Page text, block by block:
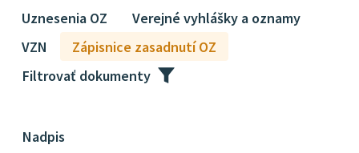
Uznesenia OZ
Verejné vyhlášky a oznamy
VZN
Zápisnice zasadnutí OZ
Filtrovať dokumenty
Nadpis